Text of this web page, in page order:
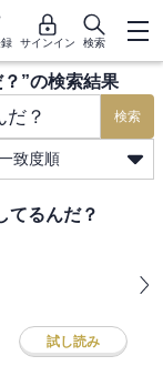
サインイン 検索
”の検索結果
検索
致度順
てるんだ？
試し読み